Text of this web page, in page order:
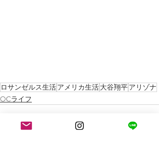
ロサンゼルス生活アメリカ生活大谷翔平アリゾナ
OCライフ